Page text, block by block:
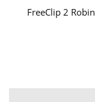
FreeClip 2